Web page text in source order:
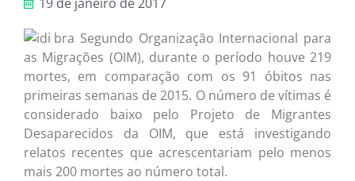
Segundo Organização Internacional para
as Migrações (OIM), durante o período houve 219
mortes, em comparação com os 91 óbitos nas
primeiras semanas de 2015. O número de vítimas é
considerado baixo pelo Projeto de Migrantes
Desaparecidos da OIM, que está investigando
relatos recentes que acrescentariam pelo menos
mais 200 mortes ao número total.